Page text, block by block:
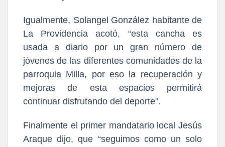
Igualmente, Solangel González habitante de
La Providencia acotó, “esta cancha es
usada a diario por un gran número de
jóvenes de las diferentes comunidades de la
parroquia Milla, por eso la recuperación y
mejoras de esta espacios permitirá
continuar disfrutando del deporte”.
Finalmente el primer mandatario local Jesús
Araque dijo, que “seguimos como un solo